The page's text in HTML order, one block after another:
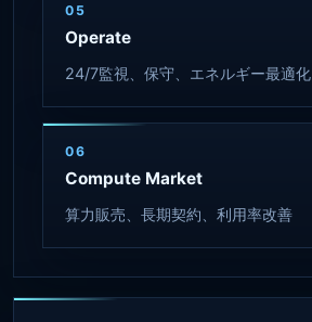
05
Operate
24/7監視、保守、エネルギー最適化
06
Compute Market
算力販売、長期契約、利用率改善